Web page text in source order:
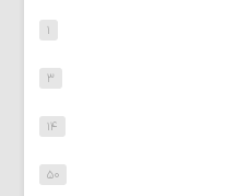
۱
۳
۱۴
۵۰